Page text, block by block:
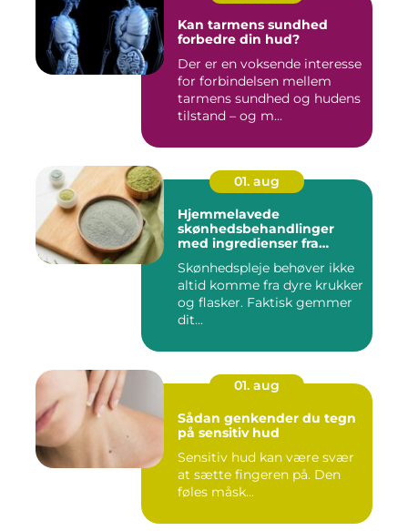
Kan tarmens sundhed
forbedre din hud?
Der er en voksende interesse
for forbindelsen mellem
tarmens sundhed og hudens
tilstand – og m...
01. aug
Hjemmelavede
skønhedsbehandlinger
med ingredienser fra
Skønhedspleje behøver ikke
altid komme fra dyre krukker
og flasker. Faktisk gemmer
dit...
01. aug
Sådan genkender du tegn
på sensitiv hud
Sensitiv hud kan være svær
at sætte fingeren på. Den
føles måsk...